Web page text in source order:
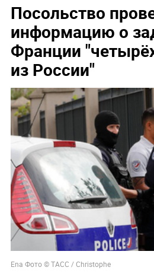
Посольство
информацию о
Франции
из России"
Ena Фото © ТАСС / Christophe